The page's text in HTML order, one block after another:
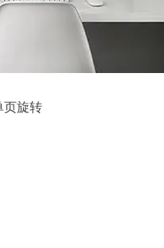
页旋转